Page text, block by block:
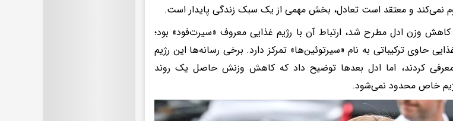
نمی‌کند و معتقد است تعادل، بخش مهمی از یک سبک زندگی پایدار است.
کاهش وزن ادل مطرح شد، ارتباط آن با رژیم غذایی معروف «سیرت‌فود» بود؛
حاوی ترکیباتی به نام «سیرتوئین‌ها» تمرکز دارد. برخی رسانه‌ها این رژیم
معرفی کردند، اما ادل بعدها توضیح داد که کاهش وزنش حاصل یک روند
خاص محدود نمی‌شود.